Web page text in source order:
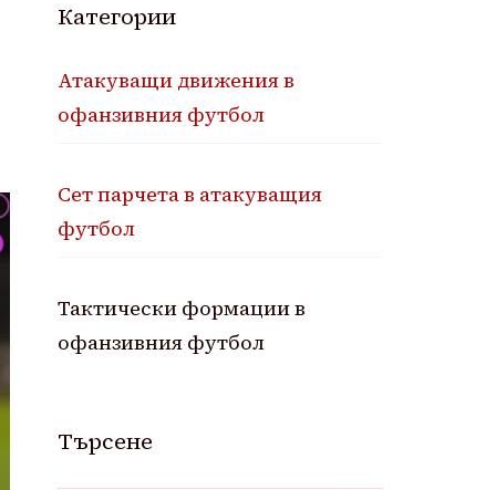
Категории
Атакуващи движения в
офанзивния футбол
Сет парчета в атакуващия
футбол
Тактически формации в
офанзивния футбол
Търсене